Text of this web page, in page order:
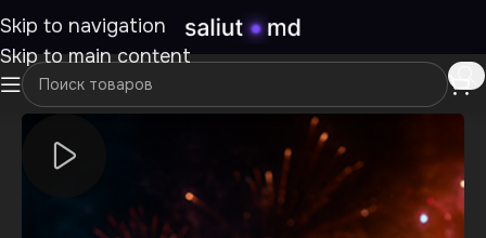
Skip to navigation
Skip to main content